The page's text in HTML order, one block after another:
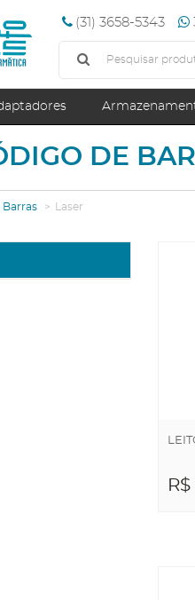
(31) 3658-5343
DE
Barras Laser
R$